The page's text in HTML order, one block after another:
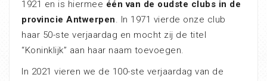
1921 en is hiermee één van de oudste clubs in de
provincie Antwerpen. In 1971 vierde onze club
haar 50-ste verjaardag en mocht zij de titel
“Koninklijk” aan haar naam toevoegen.
In 2021 vieren we de 100-ste verjaardag van de